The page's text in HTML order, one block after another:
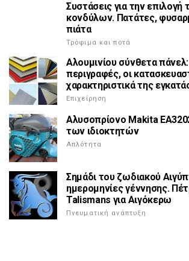
Συστάσεις για την
κονδύλων. Πατάτες,
πιάτα
Τρόφιμα και ποτά
Αλουμινίου σύνθετα
περιγραφές, οι
χαρακτηριστικά της
Επιχείρηση
Αλυσοπρίονο Makita
των ιδιοκτητών
Απλότητα
Σημάδι του ζωδιακού
ημερομηνίες γέννησης.
Talismans για Αιγόκερω
Πνευματική ανάπτυξη